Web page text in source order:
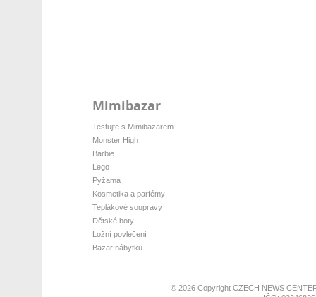
Mimibazar
Testujte s Mimibazarem
Monster High
Barbie
Lego
Pyžama
Kosmetika a parfémy
Teplákové soupravy
Dětské boty
Ložní povlečení
Bazar nábytku
© 2026 Copyright CZECH NEWS